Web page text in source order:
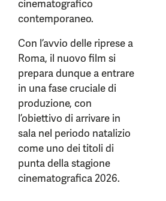
cinematografico
contemporaneo.
Con l’avvio delle riprese a
Roma, il nuovo film si
prepara dunque a entrare
in una fase cruciale di
produzione, con
l’obiettivo di arrivare in
sala nel periodo natalizio
come uno dei titoli di
punta della stagione
cinematografica 2026.